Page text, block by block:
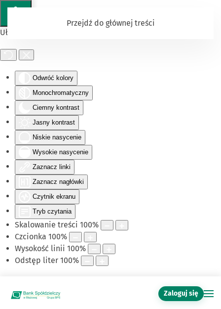
Ułatwienia dostępu
Odwróć kolory
Monochromatyczny
Ciemny kontrast
Jasny kontrast
Niskie nasycenie
Wysokie nasycenie
Zaznacz linki
Zaznacz nagłówki
Czytnik ekranu
Tryb czytania
Skalowanie treści 100%
Czcionka 100%
Wysokość linii 100%
Odstęp liter 100%
Przejdź do głównej treści
Zaloguj się